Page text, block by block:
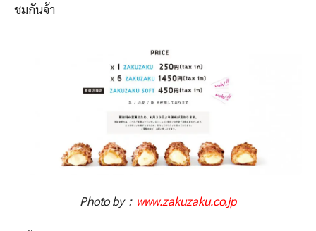
ชมกันจ้า
Photo by： www.zakuzaku.co.jp